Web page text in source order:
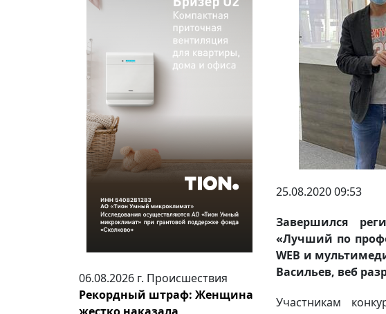
06.08.2026 г. Происшествия
Рекордный штраф: Женщина
25.08.2020 09:53
Завершился
«Лучший по
WEB и
Васильев, веб
Участникам